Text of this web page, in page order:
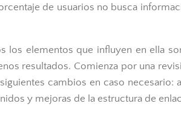
de usuarios no busca
los elementos que influyen en ella
resultados. Comienza por una
cambios en caso necesario:
y mejoras de la estructura de